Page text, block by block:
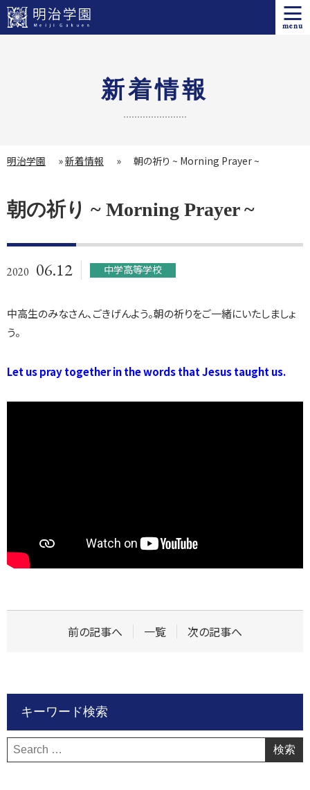
menu
新着情報
明治学園 »新着情報 » 朝の祈り ~ Morning Prayer ~
朝の祈り ~ Morning Prayer ~
2020 06.12 中学高等学校
中高生のみなさん、ごきげんよう。朝の祈りをご一緒にいたしましょ
う。
Let us pray together in the words that Jesus taught us.
前の記事へ 一覧 次の記事へ
キーワード検索
検
索: